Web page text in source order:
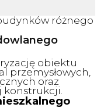
różnego
obiektu
przemysłowych,
oraz